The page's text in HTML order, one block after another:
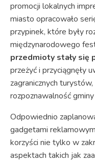
promocji lokalnych
miasto opracowało
przypinek, które były
międzynarodowego
przedmioty stały się
przeżyć i przyciągnęły
zagranicznych
rozpoznawalność
Odpowiednio
gadgetami
korzyści nie tylko w
aspektach takich jak